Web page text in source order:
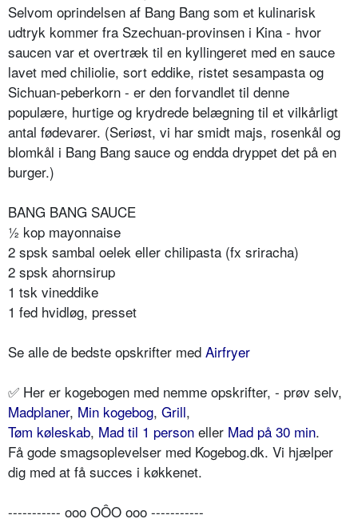
Selvom oprindelsen af Bang Bang som et kulinarisk
udtryk kommer fra Szechuan-provinsen i Kina - hvor
saucen var et overtræk til en kyllingeret med en sauce
lavet med chiliolie, sort eddike, ristet sesampasta og
Sichuan-peberkorn - er den forvandlet til denne
populære, hurtige og krydrede belægning til et vilkårligt
antal fødevarer. (Seriøst, vi har smidt majs, rosenkål og
blomkål i Bang Bang sauce og endda dryppet det på en
burger.)
BANG BANG SAUCE
½ kop mayonnaise
2 spsk sambal oelek eller chilipasta (fx sriracha)
2 spsk ahornsirup
1 tsk vineddike
1 fed hvidløg, presset
Se alle de bedste opskrifter med Airfryer
✅ Her er kogebogen med nemme opskrifter, - prøv selv,
Madplaner, Min kogebog, Grill,
Tøm køleskab, Mad til 1 person eller Mad på 30 min.
Få gode smagsoplevelser med Kogebog.dk. Vi hjælper
dig med at få succes i køkkenet.
----------- ooo OÔO ooo -----------